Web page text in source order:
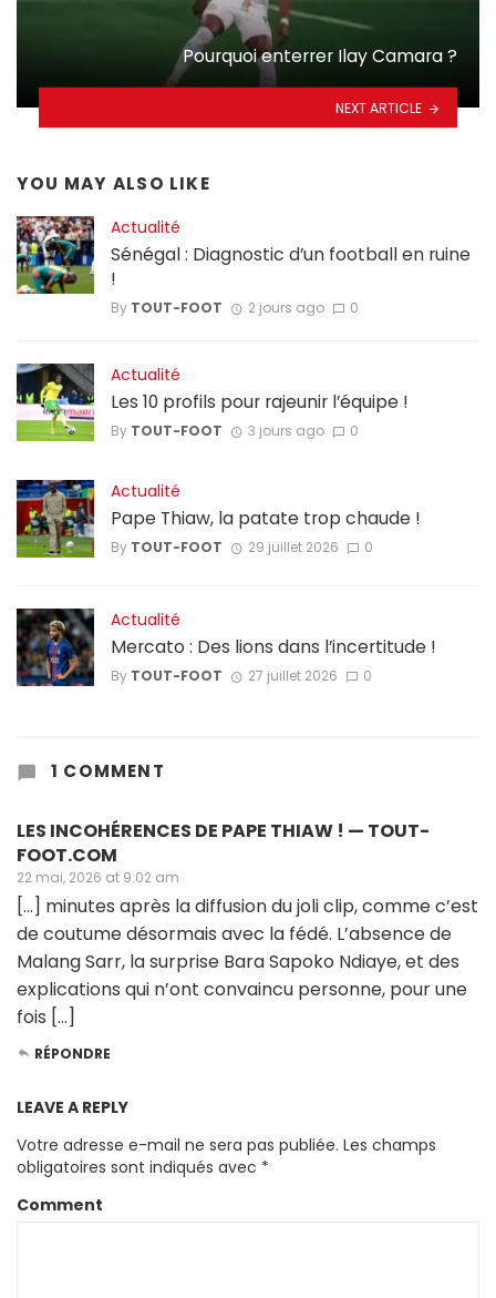
Pourquoi enterrer Ilay Camara ?
NEXT ARTICLE
YOU MAY ALSO LIKE
Actualité
Sénégal : Diagnostic d’un football en ruine
!
By TOUT-FOOT 2 jours ago 0
Actualité
Les 10 profils pour rajeunir l’équipe !
By TOUT-FOOT 3 jours ago 0
Actualité
Pape Thiaw, la patate trop chaude !
By TOUT-FOOT 29 juillet 2026 0
Actualité
Mercato : Des lions dans l’incertitude !
By TOUT-FOOT 27 juillet 2026 0
1 COMMENT
LES INCOHÉRENCES DE PAPE THIAW ! — TOUT-
FOOT.COM
22 mai, 2026 at 9:02 am
[…] minutes après la diffusion du joli clip, comme c’est
de coutume désormais avec la fédé. L’absence de
Malang Sarr, la surprise Bara Sapoko Ndiaye, et des
explications qui n’ont convaincu personne, pour une
fois […]
RÉPONDRE
LEAVE A REPLY
Votre adresse e-mail ne sera pas publiée. Les champs
obligatoires sont indiqués avec *
Comment